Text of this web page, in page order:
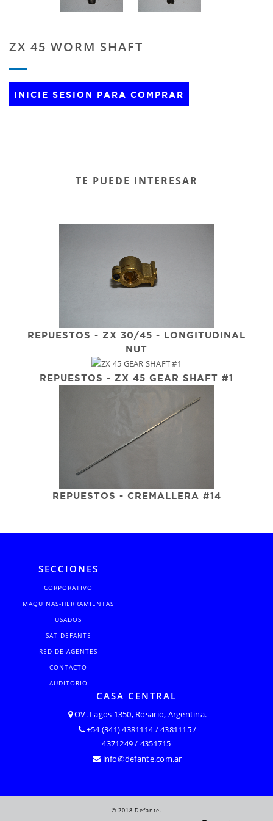
ZX 45 WORM SHAFT
INICIE SESION PARA COMPRAR
TE PUEDE INTERESAR
REPUESTOS - ZX 30/45 - LONGITUDINAL
NUT
REPUESTOS - ZX 45 GEAR SHAFT #1
REPUESTOS - CREMALLERA #14
SECCIONES
CORPORATIVO
MAQUINAS-HERRAMIENTAS
USADOS
SAT DEFANTE
RED DE AGENTES
CONTACTO
AUDITORIO
CASA CENTRAL
OV. Lagos 1350, Rosario, Argentina.
+54 (341) 4381114 / 4381115 /
4371249 / 4351715
info@defante.com.ar
© 2018 Defante.